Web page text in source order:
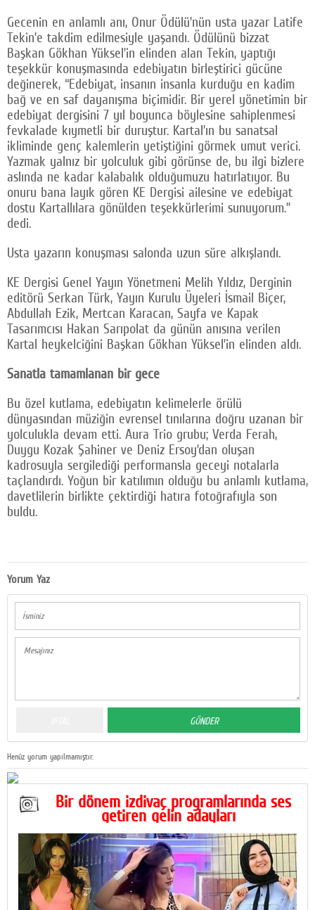
Gecenin en anlamlı anı, Onur Ödülü’nün usta yazar Latife
Tekin’e takdim edilmesiyle yaşandı. Ödülünü bizzat
Başkan Gökhan Yüksel’in elinden alan Tekin, yaptığı
teşekkür konuşmasında edebiyatın birleştirici gücüne
değinerek, “Edebiyat, insanın insanla kurduğu en kadim
bağ ve en saf dayanışma biçimidir. Bir yerel yönetimin bir
edebiyat dergisini 7 yıl boyunca böylesine sahiplenmesi
fevkalade kıymetli bir duruştur. Kartal’ın bu sanatsal
ikliminde genç kalemlerin yetiştiğini görmek umut verici.
Yazmak yalnız bir yolculuk gibi görünse de, bu ilgi bizlere
aslında ne kadar kalabalık olduğumuzu hatırlatıyor. Bu
onuru bana layık gören KE Dergisi ailesine ve edebiyat
dostu Kartallılara gönülden teşekkürlerimi sunuyorum.”
dedi.
Usta yazarın konuşması salonda uzun süre alkışlandı.
KE Dergisi Genel Yayın Yönetmeni Melih Yıldız, Derginin
editörü Serkan Türk, Yayın Kurulu Üyeleri İsmail Biçer,
Abdullah Ezik, Mertcan Karacan, Sayfa ve Kapak
Tasarımcısı Hakan Sarıpolat da günün anısına verilen
Kartal heykelciğini Başkan Gökhan Yüksel’in elinden aldı.
Sanatla tamamlanan bir gece
Bu özel kutlama, edebiyatın kelimelerle örülü
dünyasından müziğin evrensel tınılarına doğru uzanan bir
yolculukla devam etti. Aura Trio grubu; Verda Ferah,
Duygu Kozak Şahiner ve Deniz Ersoy’dan oluşan
kadrosuyla sergilediği performansla geceyi notalarla
taçlandırdı. Yoğun bir katılımın olduğu bu anlamlı kutlama,
davetlilerin birlikte çektirdiği hatıra fotoğrafıyla son
buldu.
Yorum Yaz
Henüz yorum yapılmamıştır.
Bir dönem izdivaç programlarında ses
getiren gelin adayları